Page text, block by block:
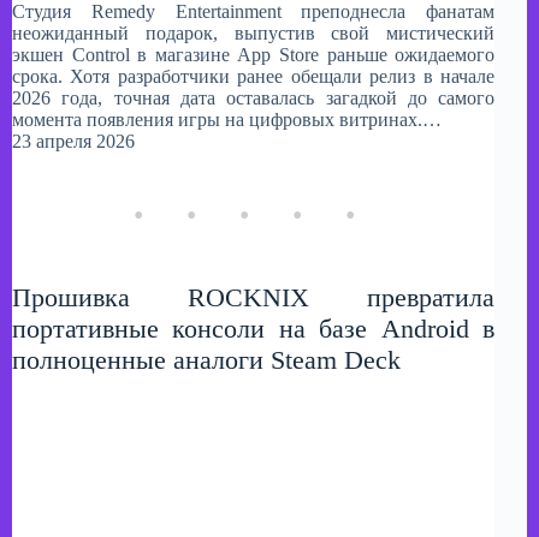
Студия Remedy Entertainment преподнесла фанатам
неожиданный подарок, выпустив свой мистический
экшен Control в магазине App Store раньше ожидаемого
срока. Хотя разработчики ранее обещали релиз в начале
2026 года, точная дата оставалась загадкой до самого
момента появления игры на цифровых витринах.…
23 апреля 2026
Прошивка ROCKNIX превратила
портативные консоли на базе Android в
полноценные аналоги Steam Deck